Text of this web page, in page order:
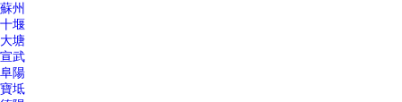
蘇州
十堰
大塘
宣武
阜陽
寶坻